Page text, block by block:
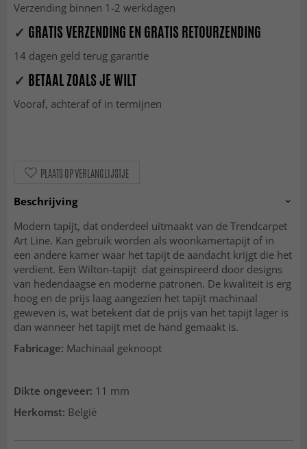
Verzending binnen 1-2 werkdagen
✓ GRATIS VERZENDING EN GRATIS RETOURZENDING
14 dagen geld terug garantie
✓ BETAAL ZOALS JE WILT
Vooraf, achteraf of in termijnen
PLAATS OP VERLANGLIJSTJE
Beschrijving
Modern tapijt, dat onderdeel uitmaakt van de Trendcarpet
Art Line. Kan gebruik worden als woonkamertapijt of in
een andere kamer waar het tapijt de aandacht krijgt die het
verdient. Een Wilton-tapijt dat geïnspireerd door designs
van hedendaagse en moderne patronen. De kwaliteit is erg
hoog en de prijs laag aangezien het tapijt machinaal
geweven is, wat betekent dat de prijs van het tapijt lager is
dan wanneer het tapijt met de hand gemaakt is.
Fabricage: Machinaal geknoopt
Dikte ongeveer: 11 mm
Herkomst: België